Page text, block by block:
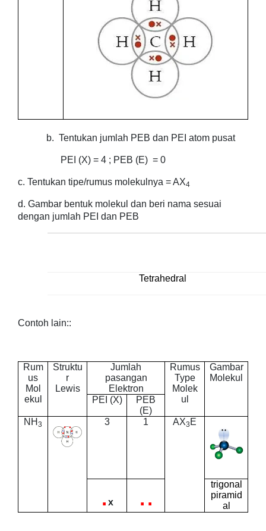
b. Tentukan jumlah PEB dan PEI atom pusat
PEI (X) = 4 ; PEB (E) = 0
c. Tentukan tipe/rumus molekulnya = AX4
d. Gambar bentuk molekul dan beri nama sesuai
dengan jumlah PEI dan PEB
Tetrahedral
Contoh lain::
Rum
us
Mol
ekul
Struktu
r
Lewis
Jumlah
pasangan
Elektron
Rumus
Type
Molek
ul
Gambar
Molekul
PEI (X)
PEB
(E)
NH 3 3 1 AX3 E
. x ..
trigonal
piramid
al